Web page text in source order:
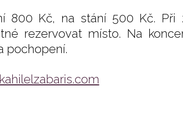
800 Kč, na stání 500 Kč. Při
rezervovat místo. Na
pochopení.